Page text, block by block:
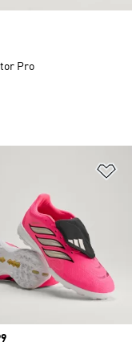
Lista de Desejos
Pro